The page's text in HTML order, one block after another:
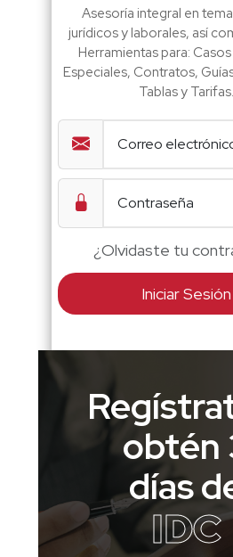
Asesoría integral en
jurídicos y laborales, así
Herramientas para:
Especiales, Contratos,
Tablas y Tarifas.
¿Olvidaste tu
Iniciar Sesión
obtén
días
IDC